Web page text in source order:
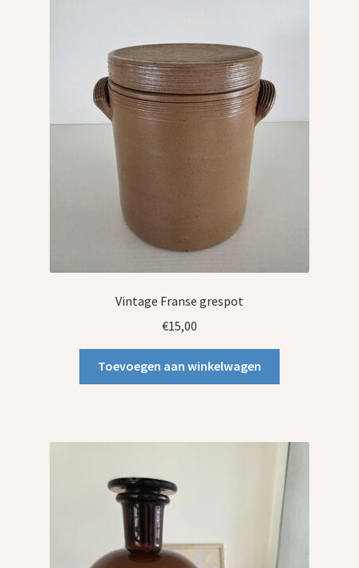
Vintage Franse grespot
€15,00
Toevoegen aan winkelwagen